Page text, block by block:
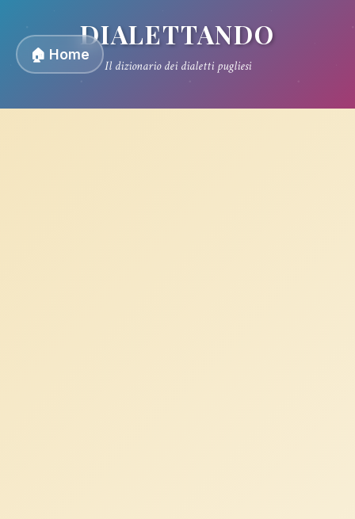
🏠 Home
DIALETTANDO
Il dizionario dei dialetti pugliesi